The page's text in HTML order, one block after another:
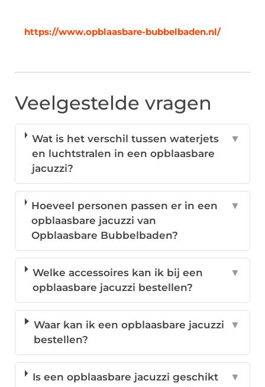
https://www.opblaasbare-bubbelbaden.nl/
Veelgestelde vragen
Wat is het verschil tussen waterjets
en luchtstralen in een opblaasbare
jacuzzi?
▼
Hoeveel personen passen er in een
opblaasbare jacuzzi van
Opblaasbare Bubbelbaden?
▼
Welke accessoires kan ik bij een
opblaasbare jacuzzi bestellen?
▼
Waar kan ik een opblaasbare jacuzzi
bestellen?
▼
Is een opblaasbare jacuzzi geschikt
▼